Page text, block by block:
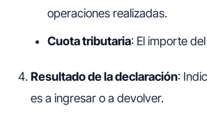
operaciones realizadas.
Cuota tributaria: El importe
Resultado de la declaración:
es a ingresar o a devolver.